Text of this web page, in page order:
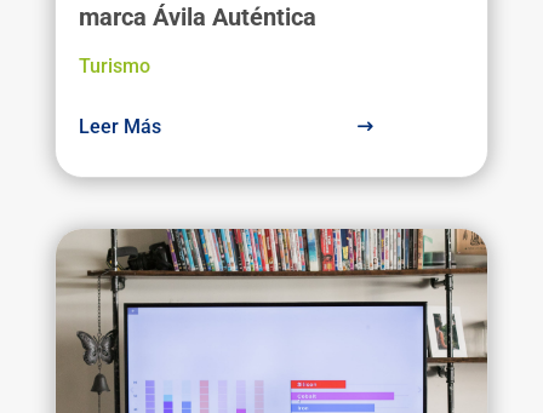
marca Ávila Auténtica
Turismo
Leer Más